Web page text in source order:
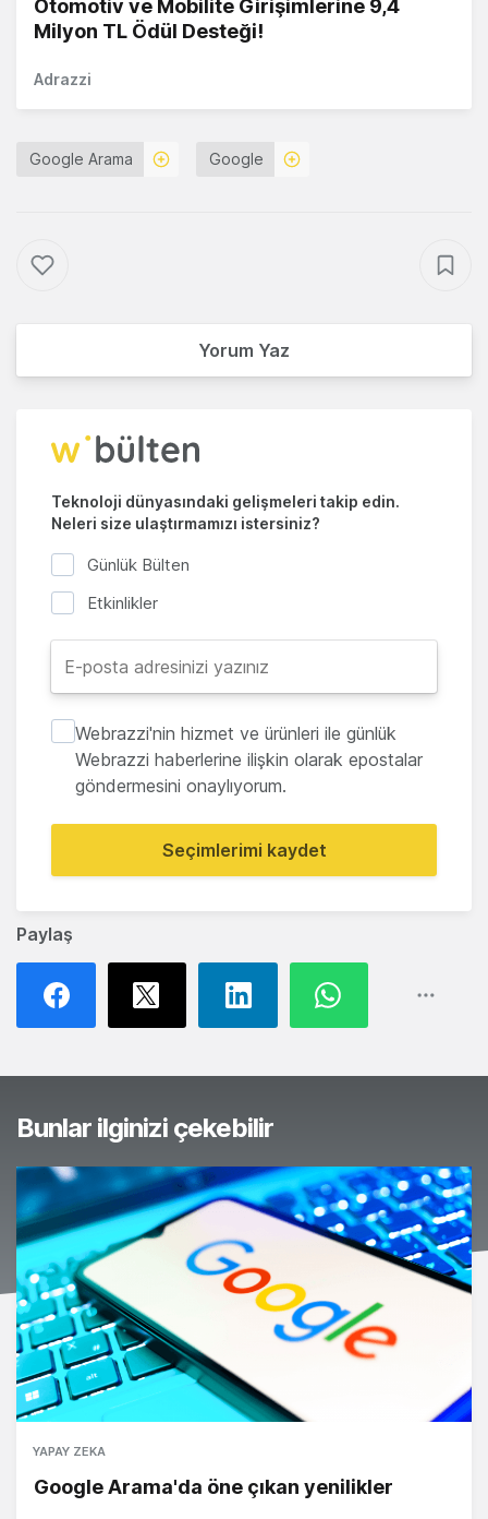
Paylaş
Otomotiv ve Mobilite Girişimlerine 9,4
Milyon TL Ödül Desteği!
Adrazzi
Google Arama Google
Yorum Yaz
Teknoloji dünyasındaki gelişmeleri takip edin.
Neleri size ulaştırmamızı istersiniz?
Günlük Bülten
Etkinlikler
Webrazzi'nin hizmet ve ürünleri ile günlük
Webrazzi haberlerine ilişkin olarak epostalar
göndermesini onaylıyorum.
Seçimlerimi kaydet
Bunlar ilginizi çekebilir
YAPAY ZEKA
Google Arama'da öne çıkan yenilikler